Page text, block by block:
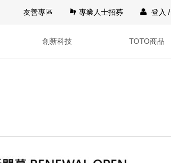
友善專區 專業人士招募 登入 /
創新科技 TOTO商品